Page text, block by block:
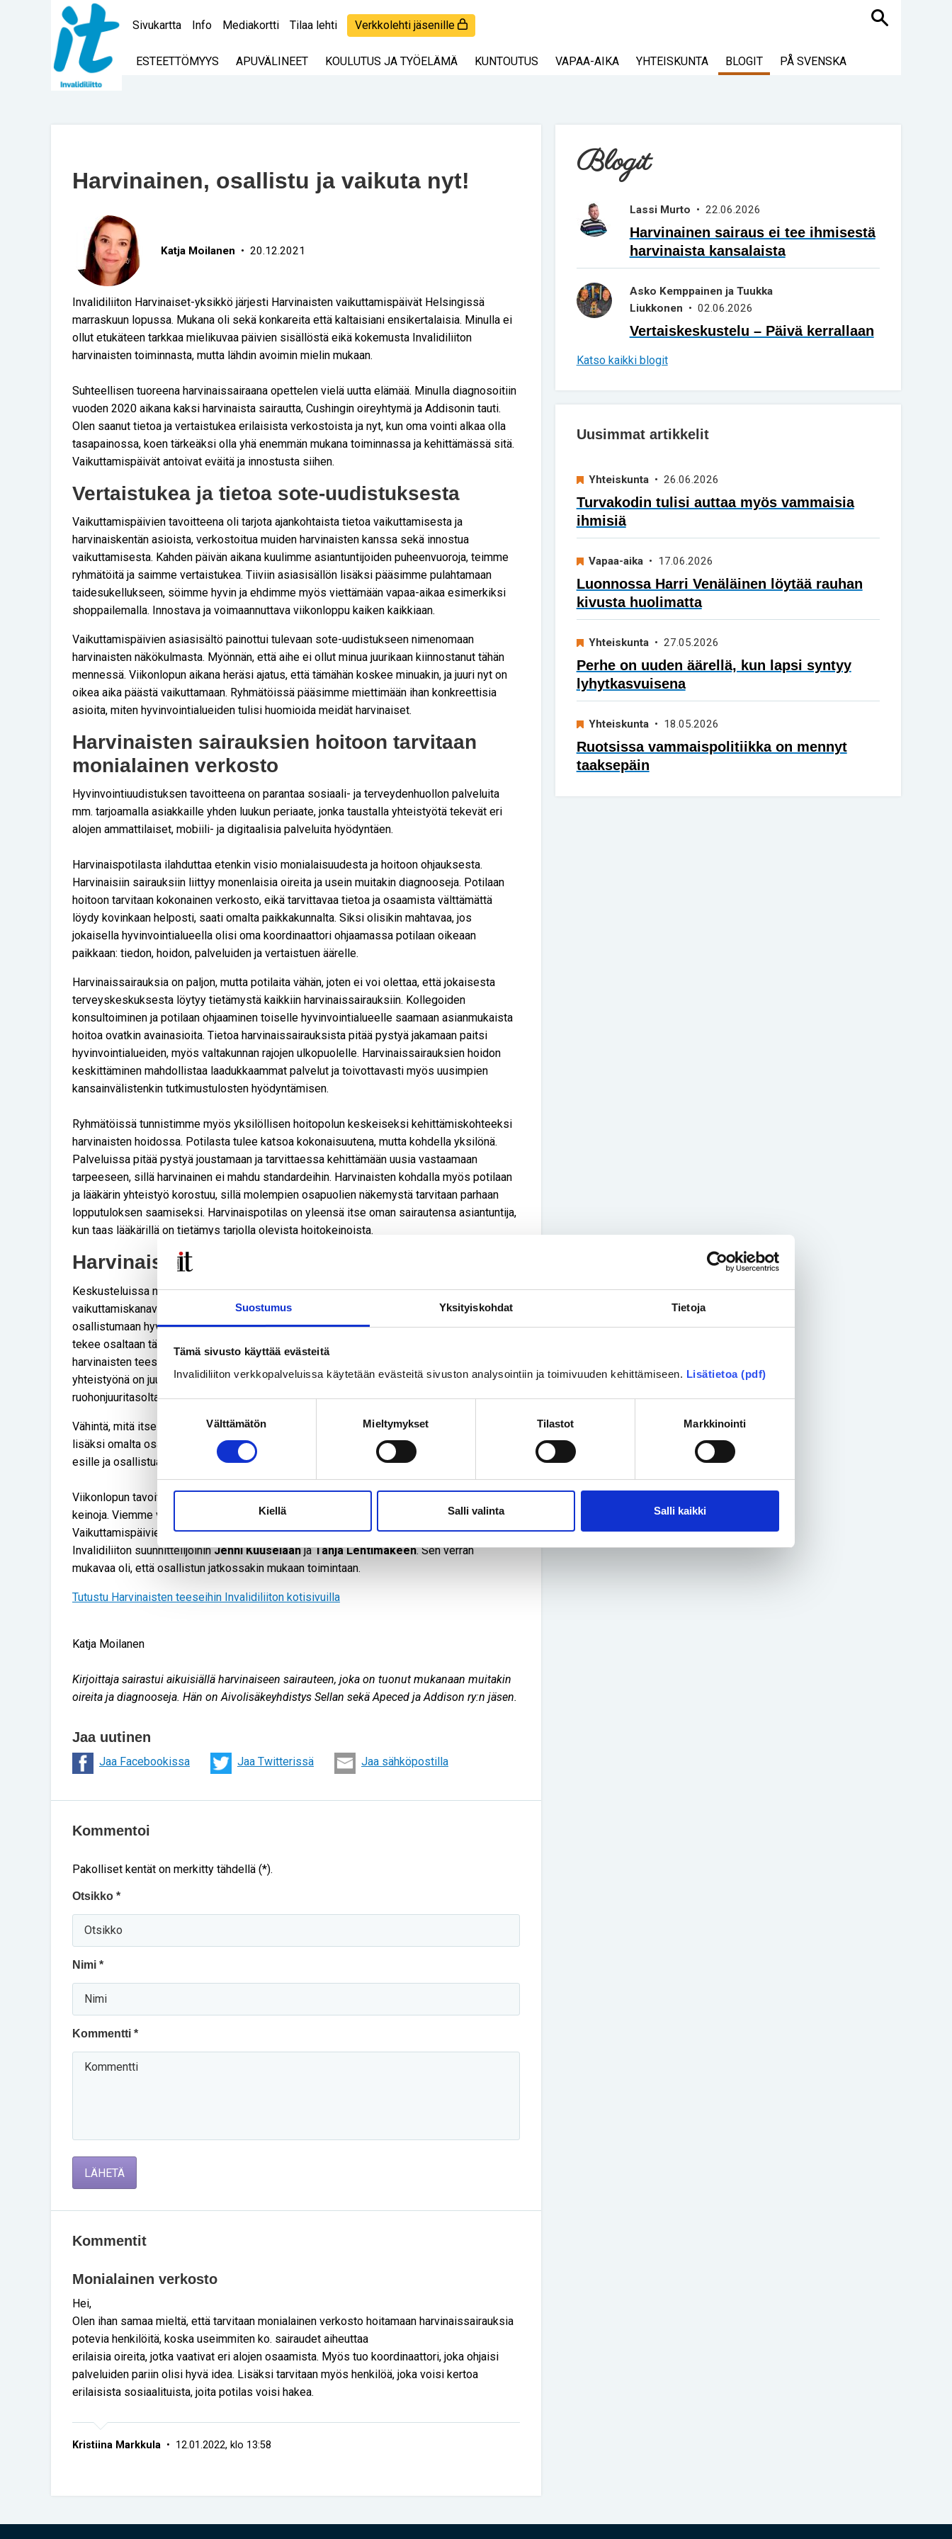
Suostumus Yksityiskohdat Tietoja
Tämä sivusto käyttää evästeitä
Invalidiliiton verkkopalveluissa käytetään evästeitä sivuston analysointiin ja toimivuuden kehittämiseen. Lisätietoa (pdf)
Välttämätön Mieltymykset Tilastot Markkinointi
Kiellä Salli valinta Salli kaikki
Sivukartta Info Mediakortti Tilaa lehti Verkkolehti jäsenille Haku
ESTEETTÖMYYS APUVÄLINEET KOULUTUS JA TYÖELÄMÄ KUNTOUTUS VAPAA-AIKA YHTEISKUNTA BLOGIT PÅ SVENSKA
Harvinainen, osallistu ja vaikuta nyt!
Katja Moilanen • 20.12.2021
Invalidiliiton Harvinaiset-yksikkö järjesti Harvinaisten vaikuttamispäivät Helsingissä
marraskuun lopussa. Mukana oli sekä konkareita että kaltaisiani ensikertalaisia. Minulla ei
ollut etukäteen tarkkaa mielikuvaa päivien sisällöstä eikä kokemusta Invalidiliiton
harvinaisten toiminnasta, mutta lähdin avoimin mielin mukaan.
Suhteellisen tuoreena harvinaissairaana opettelen vielä uutta elämää. Minulla diagnosoitiin
vuoden 2020 aikana kaksi harvinaista sairautta, Cushingin oireyhtymä ja Addisonin tauti.
Olen saanut tietoa ja vertaistukea erilaisista verkostoista ja nyt, kun oma vointi alkaa olla
tasapainossa, koen tärkeäksi olla yhä enemmän mukana toiminnassa ja kehittämässä sitä.
Vaikuttamispäivät antoivat eväitä ja innostusta siihen.
Vertaistukea ja tietoa sote-uudistuksesta
Vaikuttamispäivien tavoitteena oli tarjota ajankohtaista tietoa vaikuttamisesta ja
harvinaiskentän asioista, verkostoitua muiden harvinaisten kanssa sekä innostua
vaikuttamisesta. Kahden päivän aikana kuulimme asiantuntijoiden puheenvuoroja, teimme
ryhmätöitä ja saimme vertaistukea. Tiiviin asiasisällön lisäksi pääsimme pulahtamaan
taidesukellukseen, söimme hyvin ja ehdimme myös viettämään vapaa-aikaa esimerkiksi
shoppailemalla. Innostava ja voimaannuttava viikonloppu kaiken kaikkiaan.
Vaikuttamispäivien asiasisältö painottui tulevaan sote-uudistukseen nimenomaan
harvinaisten näkökulmasta. Myönnän, että aihe ei ollut minua juurikaan kiinnostanut tähän
mennessä. Viikonlopun aikana heräsi ajatus, että tämähän koskee minuakin, ja juuri nyt on
oikea aika päästä vaikuttamaan. Ryhmätöissä pääsimme miettimään ihan konkreettisia
asioita, miten hyvinvointialueiden tulisi huomioida meidät harvinaiset.
Harvinaisten sairauksien hoitoon tarvitaan
monialainen verkosto
Hyvinvointiuudistuksen tavoitteena on parantaa sosiaali- ja terveydenhuollon palveluita
mm. tarjoamalla asiakkaille yhden luukun periaate, jonka taustalla yhteistyötä tekevät eri
alojen ammattilaiset, mobiili- ja digitaalisia palveluita hyödyntäen.
Harvinaispotilasta ilahduttaa etenkin visio monialaisuudesta ja hoitoon ohjauksesta.
Harvinaisiin sairauksiin liittyy monenlaisia oireita ja usein muitakin diagnooseja. Potilaan
hoitoon tarvitaan kokonainen verkosto, eikä tarvittavaa tietoa ja osaamista välttämättä
löydy kovinkaan helposti, saati omalta paikkakunnalta. Siksi olisikin mahtavaa, jos
jokaisella hyvinvointialueella olisi oma koordinaattori ohjaamassa potilaan oikeaan
paikkaan: tiedon, hoidon, palveluiden ja vertaistuen äärelle.
Harvinaissairauksia on paljon, mutta potilaita vähän, joten ei voi olettaa, että jokaisesta
terveyskeskuksesta löytyy tietämystä kaikkiin harvinaissairauksiin. Kollegoiden
konsultoiminen ja potilaan ohjaaminen toiselle hyvinvointialueelle saamaan asianmukaista
hoitoa ovatkin avainasioita. Tietoa harvinaissairauksista pitää pystyä jakamaan paitsi
hyvinvointialueiden, myös valtakunnan rajojen ulkopuolelle. Harvinaissairauksien hoidon
keskittäminen mahdollistaa laadukkaammat palvelut ja toivottavasti myös uusimpien
kansainvälistenkin tutkimustulosten hyödyntämisen.
Ryhmätöissä tunnistimme myös yksilöllisen hoitopolun keskeiseksi kehittämiskohteeksi
harvinaisten hoidossa. Potilasta tulee katsoa kokonaisuutena, mutta kohdella yksilönä.
Palveluissa pitää pystyä joustamaan ja tarvittaessa kehittämään uusia vastaamaan
tarpeeseen, sillä harvinainen ei mahdu standardeihin. Harvinaisten kohdalla myös potilaan
ja lääkärin yhteistyö korostuu, sillä molempien osapuolien näkemystä tarvitaan parhaan
lopputuloksen saamiseksi. Harvinaispotilas on yleensä itse oman sairautensa asiantuntija,
kun taas lääkärillä on tietämys tarjolla olevista hoitokeinoista.
Harvinaisten ääni kuuluviin
Keskusteluissa nousi esille myös tarve saada harvinaisten ääni kuuluviin selkeän
vaikuttamiskanavan kautta. Potilasyhdistysten ja harvinaisjäsenten on tärkeää päästä
osallistumaan hyvinvointialueiden suunnitteluun ja päätöksentekoon. Invalidiliiton väki
tekee osaltaan tärkeää työtä jalostamalla ideoitamme eteenpäin ja luomalla niistä
harvinaisten teesit hyvinvointialueille. Teesien työstäminen harvinaisten ja ammattilaisten
yhteistyönä on juuri oikea lähestymistapa. Hienoa päästä mukaan vaikuttamaan näin
ruohonjuuritasolta.
Vähintä, mitä itse kukin yksilönä voi tehdä, on äänestää aluevaaleissa. Järjestöt voivat
lisäksi omalta osaltaan pyrkiä vaikuttamaan poliittisiin päättäjiin, tuoda omaa toimintaa
esille ja osallistua hyvinvointialueen kyselyihin ja työpajoihin.
Viikonlopun tavoitteet toteutuivat. Joukko harvinaisia innostui vaikuttamisesta ja sai siihen
keinoja. Viemme varmasti omalta osaltamme asiaa eteenpäin, agenttien lailla.
Vaikuttamispäivien parasta antia oli myös päästä tutustumaan muihin harvinaisiin ja
Invalidiliiton suunnittelijoihinJenni KuuselaanjaTanja Lehtimäkeen. Sen verran
mukavaa oli, että osallistun jatkossakin mukaan toimintaan.
Tutustu Harvinaisten teeseihin Invalidiliiton kotisivuilla
Katja Moilanen
Kirjoittaja sairastui aikuisiällä harvinaiseen sairauteen, joka on tuonut mukanaan muitakin
oireita ja diagnooseja. Hän on Aivolisäkeyhdistys Sellan sekä Apeced ja Addison ry:n jäsen.
Jaa uutinen
Jaa Facebookissa Jaa Twitterissä Jaa sähköpostilla
Kommentoi
Pakolliset kentät on merkitty tähdellä (*).
Otsikko *
Nimi *
Kommentti *
LÄHETÄ
Kommentit
Monialainen verkosto
Hei,
Olen ihan samaa mieltä, että tarvitaan monialainen verkosto hoitamaan harvinaissairauksia
potevia henkilöitä, koska useimmiten ko. sairaudet aiheuttaa
erilaisia oireita, jotka vaativat eri alojen osaamista. Myös tuo koordinaattori, joka ohjaisi
palveluiden pariin olisi hyvä idea. Lisäksi tarvitaan myös henkilöä, joka voisi kertoa
erilaisista sosiaalituista, joita potilas voisi hakea.
Kristiina Markkula • 12.01.2022, klo 13:58
Blogit
Lassi Murto • 22.06.2026
Harvinainen sairaus ei tee ihmisestä
harvinaista kansalaista
Asko Kemppainen ja Tuukka
Liukkonen • 02.06.2026
Vertaiskeskustelu – Päivä kerrallaan
Katso kaikki blogit
Uusimmat artikkelit
Yhteiskunta• 26.06.2026
Turvakodin tulisi auttaa myös vammaisia
ihmisiä
Vapaa-aika• 17.06.2026
Luonnossa Harri Venäläinen löytää rauhan
kivusta huolimatta
Yhteiskunta• 27.05.2026
Perhe on uuden äärellä, kun lapsi syntyy
lyhytkasvuisena
Yhteiskunta• 18.05.2026
Ruotsissa vammaispolitiikka on mennyt
taaksepäin